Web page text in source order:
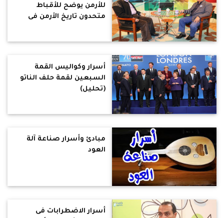
للأرمن يوضح للأقباط
متحدون تاريخ الأرمن فى
تستخدم مذابح الأرمن
كورقة ضغط (حوار)
أسرار وكواليس القمة
السبعين لقمة حلف الناتو
(تحليل)
مبادئ وأسرار صناعة آلة
العود
أسرار الاضطرابات فى